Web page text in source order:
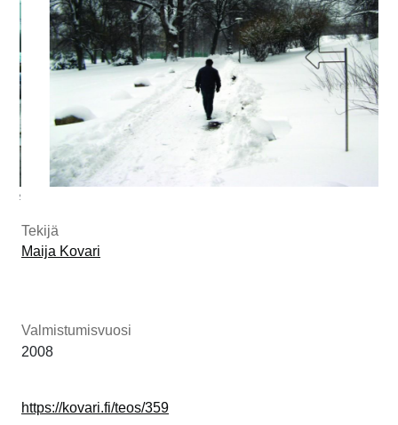
Tekijä
Maija Kovari
Valmistumisvuosi
2008
https://kovari.fi/teos/359